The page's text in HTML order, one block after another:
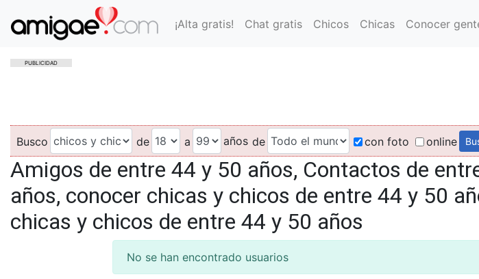
¡Alta gratis! Chat gratis Chicos Chicas Conocer
PUBLICIDAD
Busco de a años de con foto online
Amigos de entre 44 y 50 años, Contactos de
años, conocer chicas y chicos de entre 44 y 50
chicas y chicos de entre 44 y 50 años
No se han encontrado usuarios